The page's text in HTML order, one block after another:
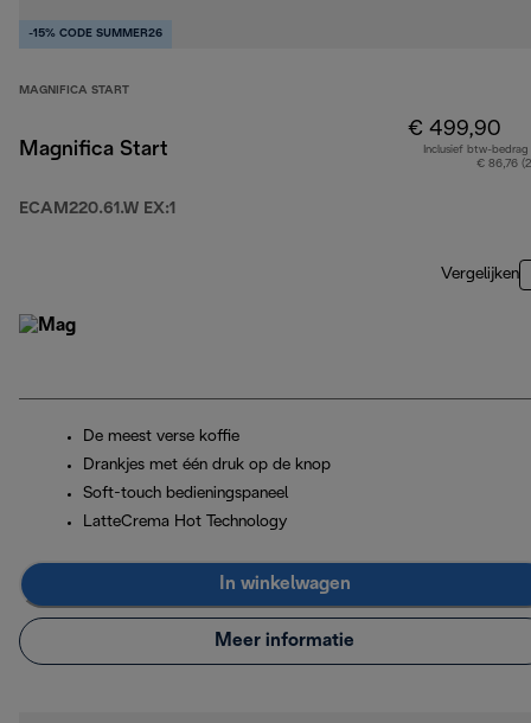
-15% CODE SUMMER26
MAGNIFICA START
Magnifica Start
ECAM220.61.W EX:1
€ 499,90
Inclusief btw-bedrag
€ 86,76
Vergelijken
De meest verse koffie
Drankjes met één druk op de knop
Soft-touch bedieningspaneel
LatteCrema Hot Technology
In winkelwagen
Meer informatie